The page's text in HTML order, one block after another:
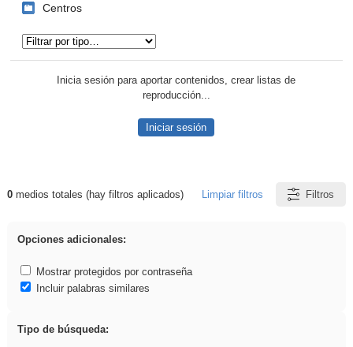
Centros
Inicia sesión para aportar contenidos, crear listas de
reproducción...
Iniciar sesión
Resultados de: rezo
0medios totales (hay filtros aplicados) Limpiar filtros Filtros
Opciones adicionales:
Mostrar protegidos por contraseña
Incluir palabras similares
Tipo de búsqueda: